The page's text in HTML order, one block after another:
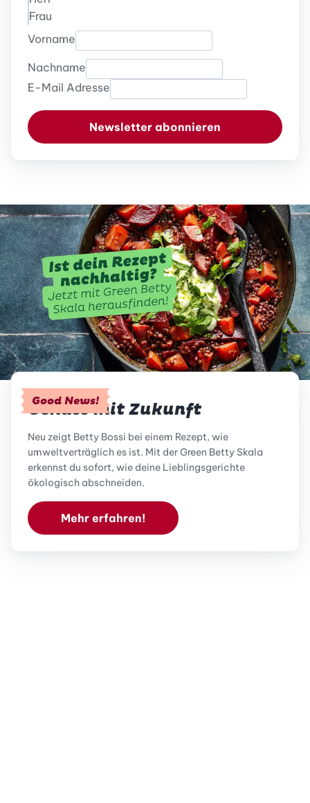
Frau
Vorname
Nachname
E-Mail Adresse
Newsletter abonnieren
Good News!
Genuss mit Zukunft
Neu zeigt Betty Bossi bei einem Rezept, wie
umweltverträglich es ist. Mit der Green Betty Skala
erkennst du sofort, wie deine Lieblingsgerichte
ökologisch abschneiden.
Mehr erfahren!